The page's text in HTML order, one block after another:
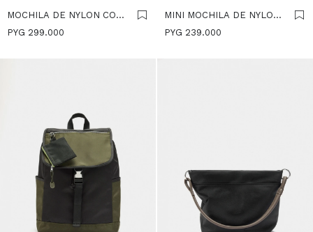
MOCHILA DE NYLON CON
COLGANTE - NEGRO
PYG 299.000
MINI MOCHILA DE NYLON
CON COLGANTE - NEGRO
PYG 239.000